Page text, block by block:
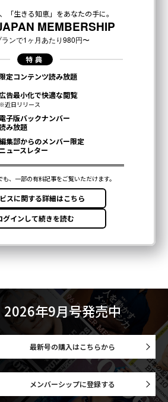
2026年9月号発売中
最新号の購入はこちらから
メンバーシップに登録する